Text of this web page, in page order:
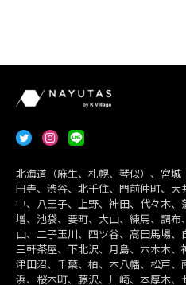
北海道（麻生、札幌、琴似）、宮
円寺、渋谷、北千住、門前仲町、
中、八王子、上野、神田、代々木
増、池袋、要町、大山、練馬、調
山、二子玉川、四ツ谷、高田馬場、
三軒茶屋、下北沢、月島、六本木、
津田沼、千葉、柏、本八幡、松戸
浜、桜木町、藤沢、川崎、本厚木